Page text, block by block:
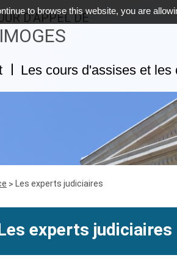
D'APPEL DE
Les cours d'assises et
Les experts judiciaires
experts judiciaires
to browse this website, you are